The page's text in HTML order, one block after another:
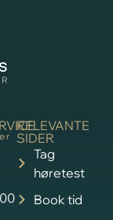
RELEVANTE
SIDER
Tag
høretest
Book tid